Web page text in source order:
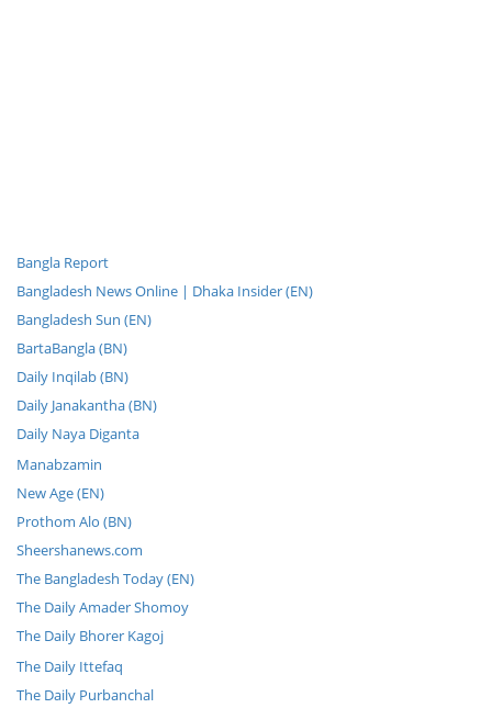
Bangla Report
Bangladesh News Online | Dhaka Insider (EN)
Bangladesh Sun (EN)
BartaBangla (BN)
Daily Inqilab (BN)
Daily Janakantha (BN)
Daily Naya Diganta
Manabzamin
New Age (EN)
Prothom Alo (BN)
Sheershanews.com
The Bangladesh Today (EN)
The Daily Amader Shomoy
The Daily Bhorer Kagoj
The Daily Ittefaq
The Daily Purbanchal